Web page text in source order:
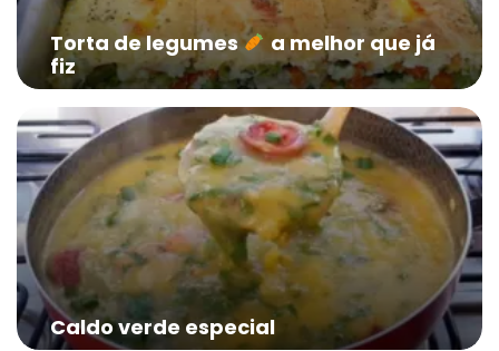
Torta de legumes
a melhor que já
fiz
Caldo verde especial